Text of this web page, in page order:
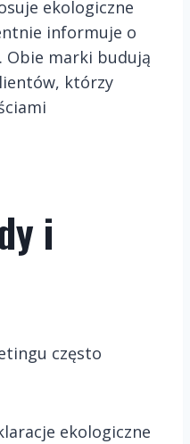
ekologiczne
informuje o
Obie marki budują
którzy
i
często
ekologiczne